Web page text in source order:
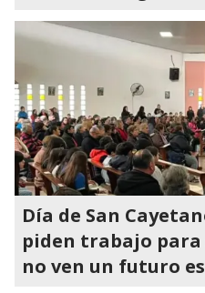
Día de San
piden trabajo para
no ven un futuro